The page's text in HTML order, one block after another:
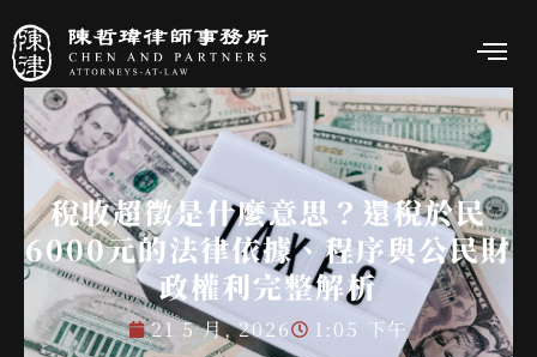
稅收超徵是什麼意思？還稅於民
6000元的法律依據、程序與公民財
政權利完整解析
21 5 月, 2026 1:05 下午